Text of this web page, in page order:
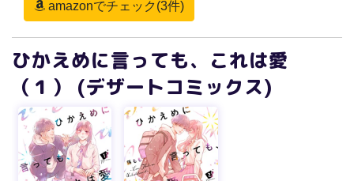
amazonでチェック(3件)
ひかえめに言っても、これは愛
（１） (デザートコミックス)